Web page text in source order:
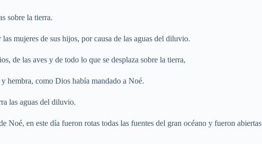
sobre la tierra.
mujeres de sus hijos, por causa de las aguas del diluvio.
de las aves y de todo lo que se desplaza sobre la tierra,
hembra, como Dios había mandado a Noé.
las aguas del diluvio.
Noé, en este día fueron rotas todas las fuentes del gran océano y fueron abiertas